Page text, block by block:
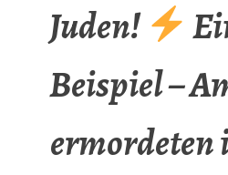
Juden!
Beispiel –
ermordeten